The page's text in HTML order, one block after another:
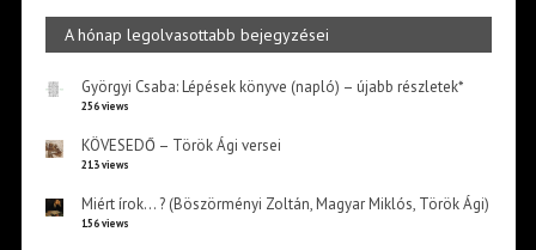
A hónap legolvasottabb bejegyzései
Györgyi Csaba: Lépések könyve (napló) – újabb részletek*
256 views
KÖVESEDŐ – Török Ági versei
213 views
Miért írok… ? (Böszörményi Zoltán, Magyar Miklós, Török Ági)
156 views